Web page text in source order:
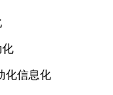
化
化信息化